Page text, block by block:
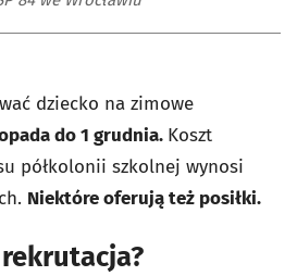
dziecko na zimowe
do 1 grudnia. Koszt
półkolonii szkolnej wynosi
Niektóre oferują też posiłki.